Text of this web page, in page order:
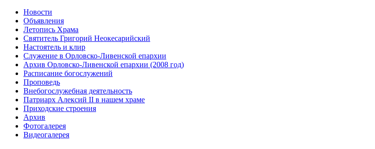
Новости
Объявления
Летопись Храма
Святитель Григорий Неокесарийский
Настоятель и клир
Служение в Орловско-Ливенской епархии
Архив Орловско-Ливенской епархии (2008 год)
Расписание богослужений
Проповедь
Внебогослужебная деятельность
Патриарх Алексий II в нашем храме
Приходские строения
Архив
Фотогалерея
Видеогалерея